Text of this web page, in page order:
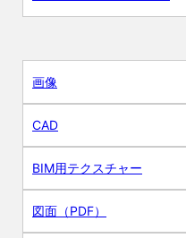
画像
CAD
BIM用テクスチャー
図面（PDF）